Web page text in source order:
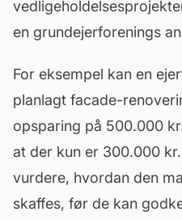
en grundejerforenings
For eksempel kan en
planlagt facade-
opsparing på 500.000
at der kun er 300.000
vurdere, hvordan den
skaffes, før de kan